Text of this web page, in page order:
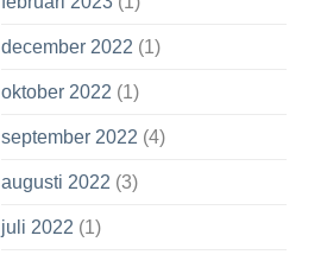
december 2022 (1)
oktober 2022 (1)
september 2022 (4)
augusti 2022 (3)
juli 2022 (1)